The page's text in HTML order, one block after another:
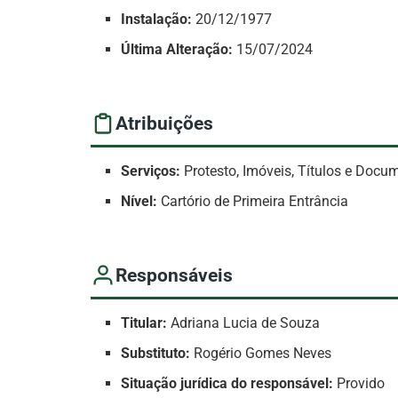
Instalação: 20/12/1977
Última Alteração: 15/07/2024
Atribuições
Serviços: Protesto, Imóveis, Títulos e
Nível: Cartório de Primeira Entrância
Responsáveis
Titular: Adriana Lucia de Souza
Substituto: Rogério Gomes Neves
Situação jurídica do responsável: Provido